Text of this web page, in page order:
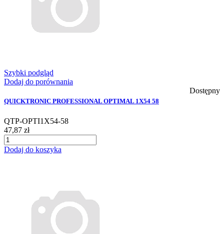
Szybki podgląd
Dodaj do porównania
Dostępny
QUICKTRONIC PROFESSIONAL OPTIMAL 1X54 58
QTP-OPTI1X54-58
47,87 zł
Dodaj do koszyka